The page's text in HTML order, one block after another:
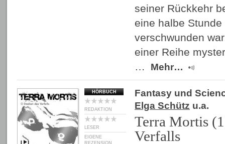
seiner Rückkehr
eine halbe
verschwunden
einer Reihe
…
Mehr…
HÖRBUCH
REDAKTION
LESER
EIGENE
REZENSION
Fantasy und
Elga Schütz u.a.
Terra Mortis
Verfalls